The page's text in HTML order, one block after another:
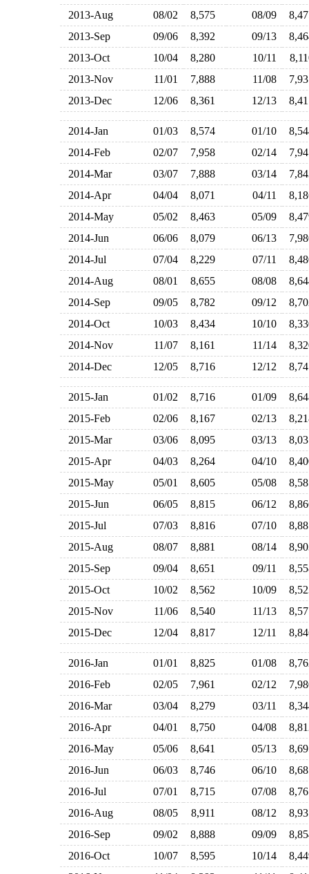
2013-Aug
08/02 8,575 08/09
2013-Sep
09/06 8,392 09/13
2013-Oct
10/04 8,280 10/11
2013-Nov
11/01 7,888 11/08
2013-Dec
12/06 8,361 12/13
2014-Jan 01/03 8,574 01/10
2014-Feb
02/07 7,958 02/14
2014-Mar
03/07 7,888 03/14
2014-Apr
04/04 8,071 04/11
2014-May
05/02 8,463 05/09
2014-Jun
06/06 8,079 06/13
2014-Jul
07/04 8,229 07/11
2014-Aug
08/01 8,655 08/08
2014-Sep
09/05 8,782 09/12
2014-Oct
10/03 8,434 10/10
2014-Nov
11/07 8,161 11/14
2014-Dec
12/05 8,716 12/12
2015-Jan 01/02 8,716 01/09
2015-Feb
02/06 8,167 02/13
2015-Mar
03/06 8,095 03/13
2015-Apr
04/03 8,264 04/10
2015-May
05/01 8,605 05/08
2015-Jun
06/05 8,815 06/12
2015-Jul
07/03 8,816 07/10
2015-Aug
08/07 8,881 08/14
2015-Sep
09/04 8,651 09/11
2015-Oct
10/02 8,562 10/09
2015-Nov
11/06 8,540 11/13
2015-Dec
12/04 8,817 12/11
2016-Jan 01/01 8,825 01/08
2016-Feb
02/05 7,961 02/12
2016-Mar
03/04 8,279 03/11
2016-Apr
04/01 8,750 04/08
2016-May
05/06 8,641 05/13
2016-Jun
06/03 8,746 06/10
2016-Jul
07/01 8,715 07/08
2016-Aug
08/05 8,911 08/12
2016-Sep
09/02 8,888 09/09
2016-Oct
10/07 8,595 10/14